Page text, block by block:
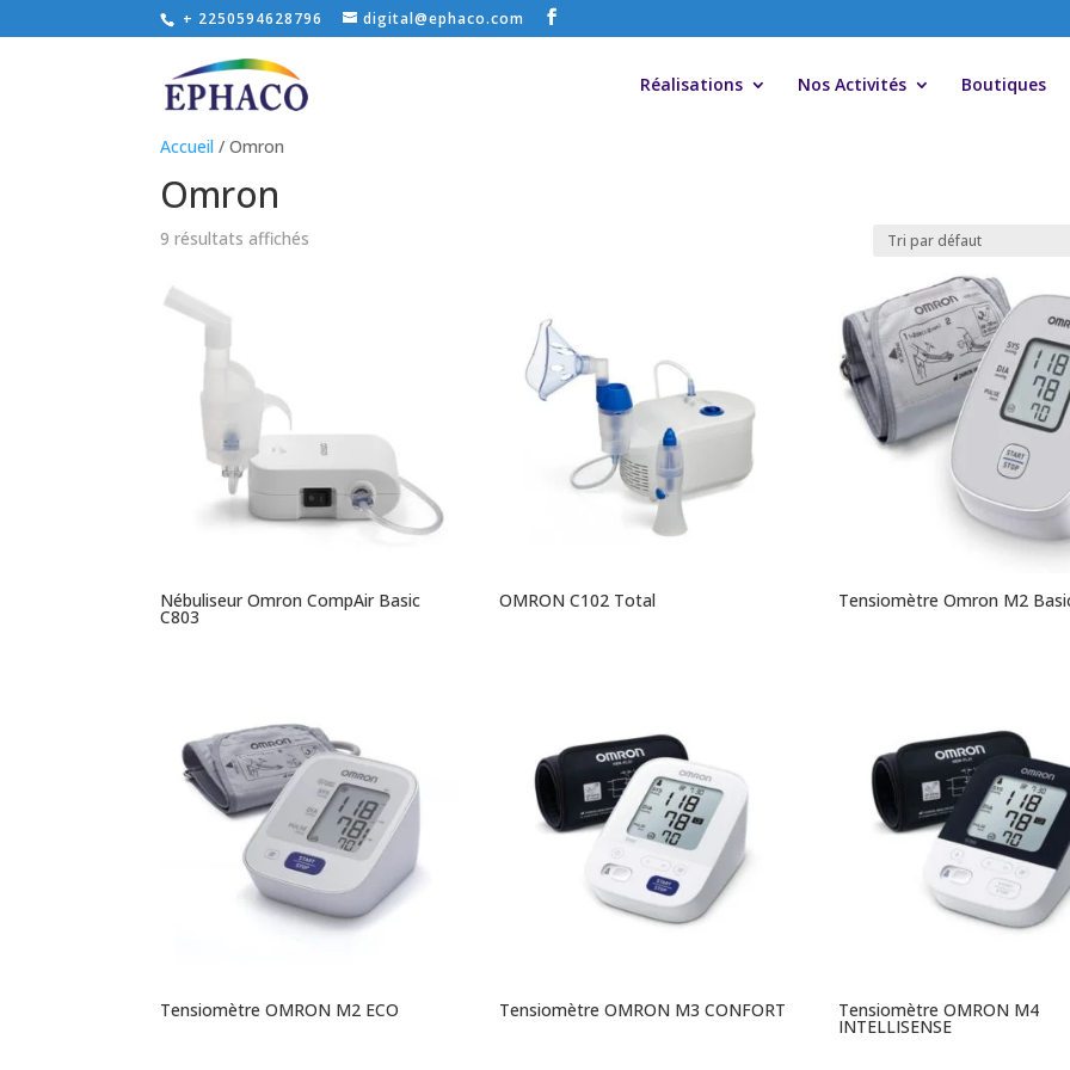
+ 2250594628796 digital@ephaco.com
Réalisations Nos Activités Boutiques
Accueil / Omron
Omron
9 résultats affichés
Nébuliseur Omron CompAir Basic
C803
OMRON C102 Total Tensiomètre Omron M2
Tensiomètre OMRON M2 ECO Tensiomètre OMRON M3 CONFORT Tensiomètre OMRON M4
INTELLISENSE